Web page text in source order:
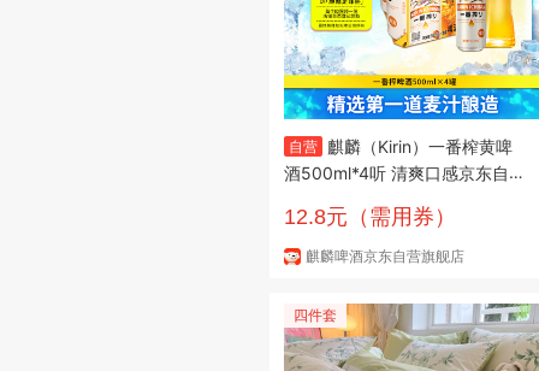
自营
麒麟（Kirin）一番榨黄啤
酒500ml*4听 清爽口感京东自
12.8元（需用券）
麒麟啤酒京东自营旗舰店
四件套